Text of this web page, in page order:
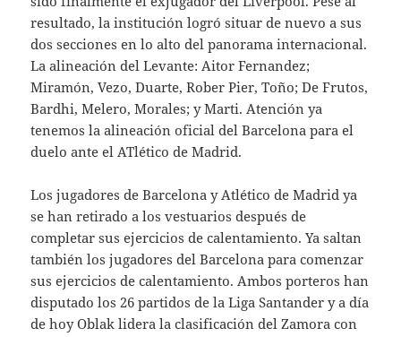
resultado, la institución logró situar de nuevo a sus
dos secciones en lo alto del panorama internacional.
La alineación del Levante: Aitor Fernandez;
Miramón, Vezo, Duarte, Rober Pier, Toño; De Frutos,
Bardhi, Melero, Morales; y Marti. Atención ya
tenemos la alineación oficial del Barcelona para el
duelo ante el ATlético de Madrid.
Los jugadores de Barcelona y Atlético de Madrid ya
se han retirado a los vestuarios después de
completar sus ejercicios de calentamiento. Ya saltan
también los jugadores del Barcelona para comenzar
sus ejercicios de calentamiento. Ambos porteros han
disputado los 26 partidos de la Liga Santander y a día
de hoy Oblak lidera la clasificación del Zamora con